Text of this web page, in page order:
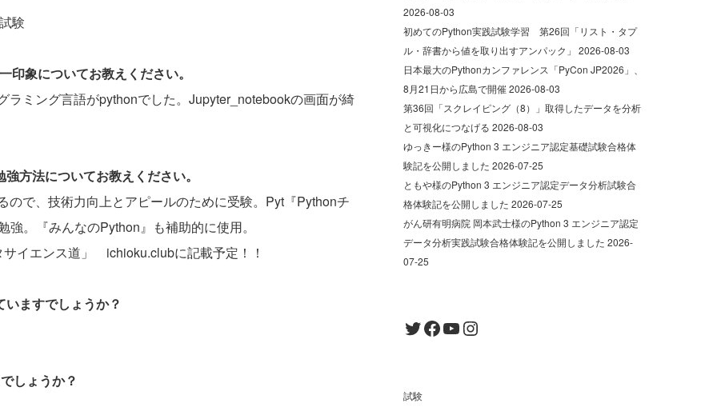
験
象についてお教えください。
ミング言語がpythonでした。Jupyter_notebookの画面が綺
方法についてお教えください。
で、技術力向上とアピールのために受験。Pyt『Pythonチ
。『みんなのPython』も補助的に使用。
イエンス道」 ichioku.clubに記載予定！！
ますでしょうか？
しょうか？
2026-08-03
初めてのPython実践試験学習 第26回「リスト・タプ
ル・辞書から値を取り出すアンパック」 2026-08-03
日本最大のPythonカンファレンス「PyCon JP2026」、
8月21日から広島で開催2026-08-03
第36回「スクレイピング（8）」取得したデータを分析
と可視化につなげる 2026-08-03
ゆっきー様のPython 3 エンジニア認定基礎試験合格体
験記を公開しました 2026-07-25
ともや様のPython 3 エンジニア認定データ分析試験合
格体験記を公開しました 2026-07-25
がん研有明病院 岡本武士様のPython 3 エンジニア認定
データ分析実践試験合格体験記を公開しました 2026-
07-25
Twitter
Facebook
YouTube
Instagram
試験